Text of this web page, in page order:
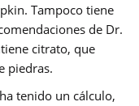
Tampoco tiene
de Dr.
citrato, que
piedras.
tenido un cálculo,